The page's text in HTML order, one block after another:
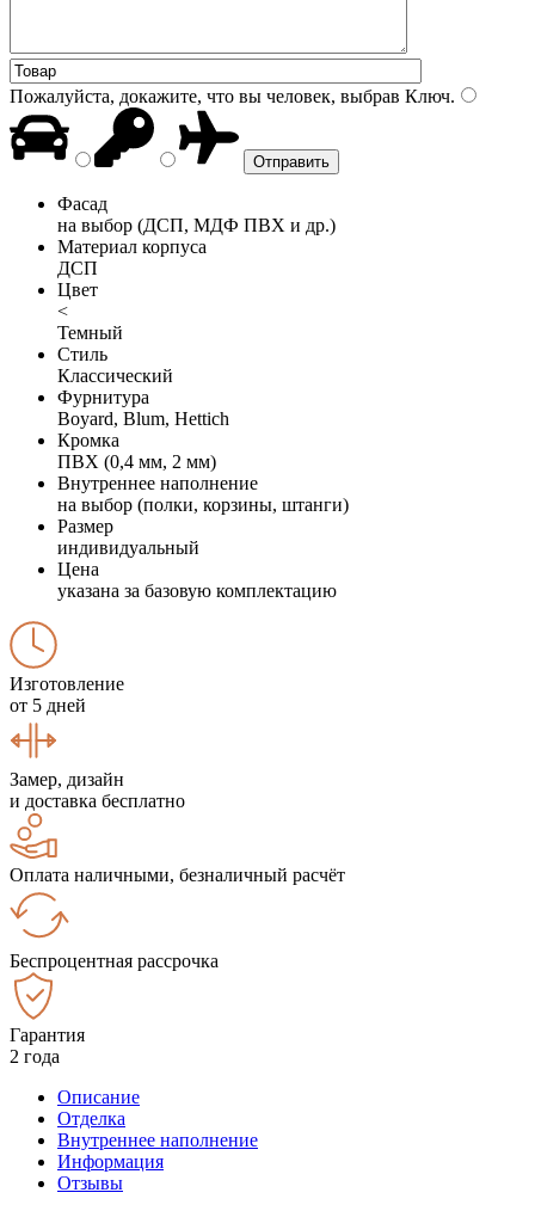
Пожалуйста, докажите, что вы человек, выбрав Ключ.
Фасад
на выбор (ДСП, МДФ ПВХ и др.)
Материал корпуса
ДСП
Цвет
<
Темный
Стиль
Классический
Фурнитура
Boyard, Blum, Hettich
Кромка
ПВХ (0,4 мм, 2 мм)
Внутреннее наполнение
на выбор (полки, корзины, штанги)
Размер
индивидуальный
Цена
указана за базовую комплектацию
Изготовление
от 5 дней
Замер, дизайн
и доставка бесплатно
Оплата наличными, безналичный расчёт
Беспроцентная рассрочка
Гарантия
2 года
Описание
Отделка
Внутреннее наполнение
Информация
Отзывы